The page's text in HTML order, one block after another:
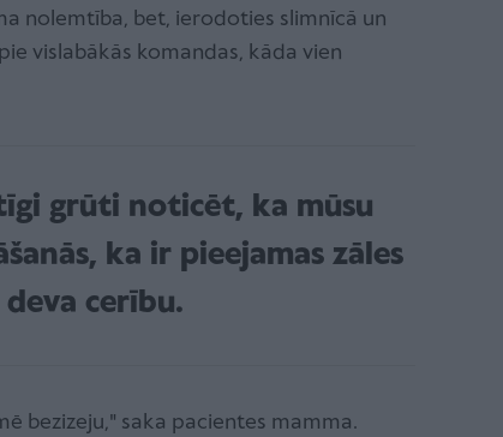
nolemtība, bet, ierodoties slimnīcā un
vislabākās komandas, kāda vien
grūti noticēt, ka mūsu
ka ir pieejamas zāles
cerību.
bezizeju," saka pacientes mamma.